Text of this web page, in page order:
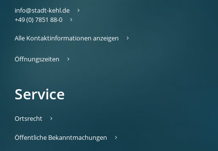
info@stadt-kehl.de
+49 (0) 7851 88-0
Alle Kontaktinformationen anzeigen
Öffnungszeiten
Service
Ortsrecht
Öffentliche Bekanntmachungen